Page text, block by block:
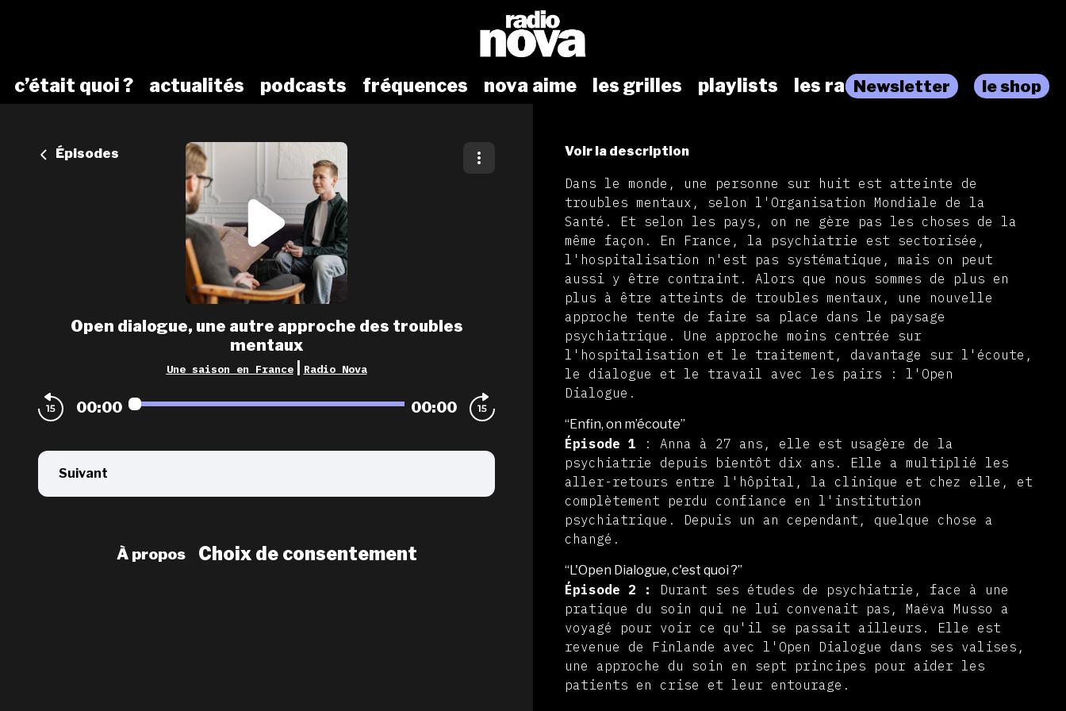
c’était quoi ? actualités podcasts fréquences nova aime les grilles playlists les radiosNewsletter le shop
Épisodes
Open dialogue, une autre approche des troubles
mentaux
Une saison en France Radio Nova
00:00 00:00
Suivant
À propos Choix de consentement
Voir la description
Dans le monde, une personne sur huit est atteinte de
troubles mentaux, selon l'Organisation Mondiale de la
Santé. Et selon les pays, on ne gère pas les choses de la
même façon. En France, la psychiatrie est sectorisée,
l'hospitalisation n'est pas systématique, mais on peut
aussi y être contraint. Alors que nous sommes de plus en
plus à être atteints de troubles mentaux, une nouvelle
approche tente de faire sa place dans le paysage
psychiatrique. Une approche moins centrée sur
l'hospitalisation et le traitement, davantage sur l'écoute,
le dialogue et le travail avec les pairs : l'Open
Dialogue.
“Enfin, on m’écoute”
Épisode 1 : Anna à 27 ans, elle est usagère de la
psychiatrie depuis bientôt dix ans. Elle a multiplié les
aller-retours entre l'hôpital, la clinique et chez elle, et
complètement perdu confiance en l'institution
psychiatrique. Depuis un an cependant, quelque chose a
changé.
“L'Open Dialogue, c'est quoi ?”
Épisode 2 :
Durant ses études de psychiatrie, face à une
pratique du soin qui ne lui convenait pas, Maëva Musso a
voyagé pour voir ce qu'il se passait ailleurs. Elle est
revenue de Finlande avec l'Open Dialogue dans ses valises,
une approche du soin en sept principes pour aider les
patients en crise et leur entourage.